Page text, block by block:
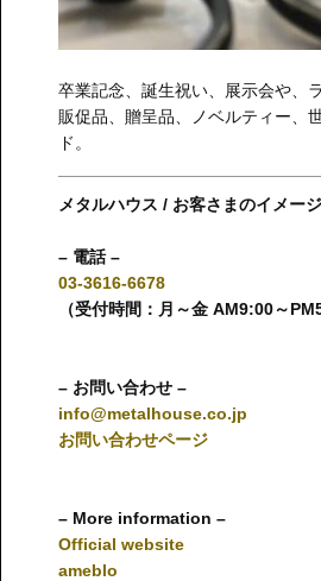
卒業記念、誕生祝い、展示会や、
販促品、贈呈品、ノベルティー、
ド。
メタルハウス / お客さまのイメー
– 電話 –
03-3616-6678
（受付時間：月～金 AM9:00～
– お問い合わせ –
info@metalhouse.co.jp
お問い合わせページ
– More information –
Official website
ameblo